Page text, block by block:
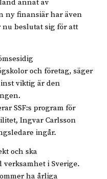
annat av
ny finansiär har även
nu beslutat sig för att
och företag, säger
viktig är den
SSF:s program för
Ingvar Carlsson
ingår.
och ska
i Sverige.
ha årliga